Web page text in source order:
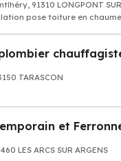
91310 LONGPONT
pose toiture en
TARASCON
et
LES ARCS SUR ARGENS